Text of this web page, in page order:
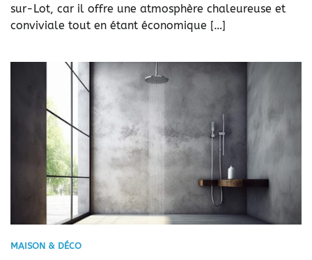
sur-Lot, car il offre une atmosphère chaleureuse et
conviviale tout en étant économique […]
MAISON & DÉCO